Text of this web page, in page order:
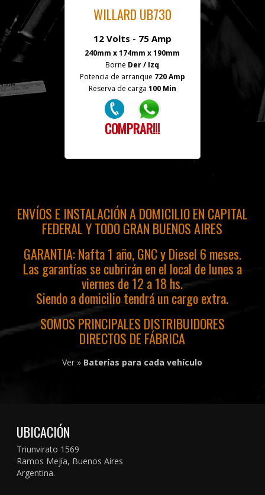
WILLARD UB730
12 Volts - 75 Amp
240mm x 174mm x 190mm
Borne Der / Izq
Potencia de arranque 720 Amp
Reserva de carga 100 Min
COMPRAR!!!
ENVÍOS E INSTALACIÓN A DOMICILIO EN CAPITAL
FEDERAL Y TODO GRAN BUENOS AIRES
GARANTIA: Nafta 1 año, GNC y Diesel 6 meses.
Las garantías se cubrirán en el local de lunes a
viernes de 12 a 18 hs.
Siendo a domicilio tendrá un cargo extra.
SOMOS PRINCIPALES DISTRIBUIDORES
DIRECTOS DE FÁBRICA
Ver » Baterías para cada vehículo
UBICACIÓN
Triunvirato 1569
Ramos Mejía, Buenos Aires
Argentina.